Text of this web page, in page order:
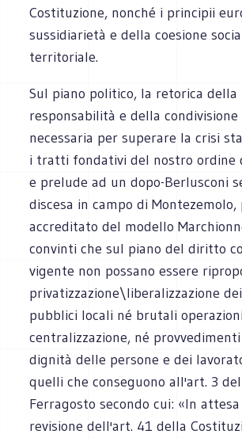
Costituzione, nonché i principii
sussidiarietà e della coesione
territoriale.
Sul piano politico, la retorica della
responsabilità e della
necessaria per superare la crisi
i tratti fondativi del nostro ordine
e prelude ad un dopo-Berlusconi
discesa in campo di Montezemolo,
accreditato del modello
convinti che sul piano del diritto
vigente non possano essere
privatizzazione\liberalizzazione
pubblici locali né brutali
centralizzazione, né
dignità delle persone e dei
quelli che conseguono all'art. 3
Ferragosto secondo cui: «In
revisione dell'art. 41 della